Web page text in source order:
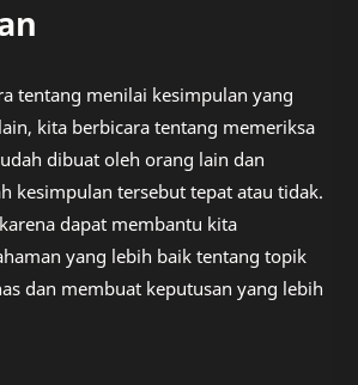
tentang menilai kesimpulan yang
kita berbicara tentang memeriksa
dibuat oleh orang lain dan
kesimpulan tersebut tepat atau tidak.
dapat membantu kita
yang lebih baik tentang topik
dan membuat keputusan yang lebih